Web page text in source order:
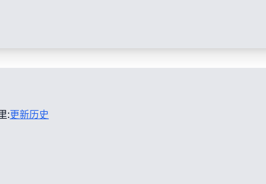
:更新历史